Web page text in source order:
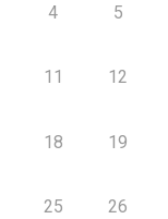
4 5
11 12
18 19
25 26